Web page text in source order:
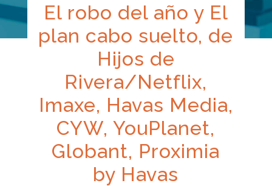
El robo del año y El
plan cabo suelto, de
Hijos de
Rivera/Netflix,
Imaxe, Havas Media,
CYW, YouPlanet,
Globant, Proximia
by Havas